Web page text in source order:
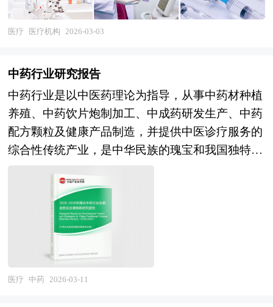
患者的诊疗任务，还广泛参与公共卫生服务、医学
科研、在职培训、疾病防控与健康教育等社会职
为中研普华公司独家首创针对行业投资可行性研究
咨询服务的专项研究报告。报告分为：行业通用
版、专业定制版。行业通用版是中研普华根据行业
一般水平测算好了行业指标数据，作为行业通用的
模板报告，企业可以自行补充单位信息，稍做调整
体项目要求专项编写专业定制版，并根据详细要求
合理报价，为企业项目立项、上马、融资提供全程
指引服务。 中研普华具有丰富的项目可行性分析
报告案例编制经验和一流的团队，能够为您设计项
目建设方案，完成包括市场和销售、规模和产品、
厂址及建设工程方案、原辅料供应、工艺技术、设
医疗 医疗机构 2026-03-03
中药行业研究报告
中药行业是以中医药理论为指导，从事中药材种植
养殖、中药饮片炮制加工、中成药研发生产、中药
配方颗粒及健康产品制造，并提供中医诊疗服务的
综合性传统产业，是中华民族的瑰宝和我国独特的
源、中药饮片、中成药、中药配方颗粒、中药保健
品、中药日化产品等多元形态，其核心价值在于整
体观念、辨证论治的医学思想，以及复方配伍、炮
制减毒增效的用药智慧。作为国家重点扶持的战略
性新兴产业，中药行业不仅承载着传承创新中华优
秀传统文化的使命，更在疾病防治、健康养生、老
医疗 中药 2026-03-11